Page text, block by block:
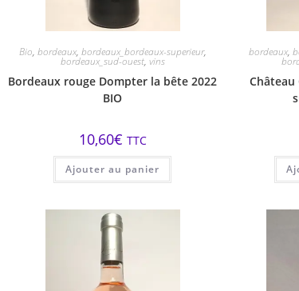
Bio, bordeaux, bordeaux_bordeaux-superieur,
bordeaux_sud-ouest, vins
Bordeaux rouge Dompter la bête 2022
BIO
10,60€ TTC
Ajouter au panier
bordeaux,